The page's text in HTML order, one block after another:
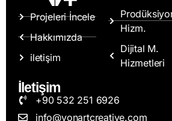
Projeleri İncele
Hakkımızda
iletişim
Hizm.
Dijital M.
Hizmetleri
İletişim
+90 532 251 6926
info@vonartcreative.com